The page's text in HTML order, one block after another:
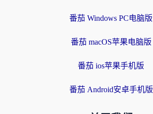
番茄 Windows PC电脑版
番茄 macOS苹果电脑版
番茄 ios苹果手机版
番茄 Android安卓手机版